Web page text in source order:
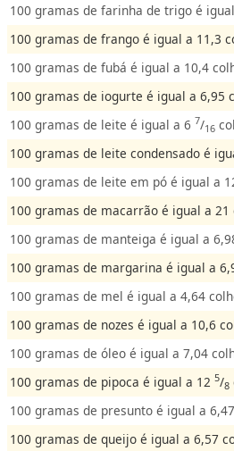
100 gramas de farinha de trigo é
100 gramas de frango é igual a 11,3
100 gramas de fubá é igual a 10,4
100 gramas de iogurte é igual a 6,95
100 gramas de leite é igual a 6 7/16
100 gramas de leite condensado é
100 gramas de leite em pó é igual a
100 gramas de macarrão é igual a 21
100 gramas de manteiga é igual a
100 gramas de margarina é igual a
100 gramas de mel é igual a 4,64
100 gramas de nozes é igual a 10,6
100 gramas de óleo é igual a 7,04
100 gramas de pipoca é igual a 12 5/8
100 gramas de presunto é igual a
100 gramas de queijo é igual a 6,57